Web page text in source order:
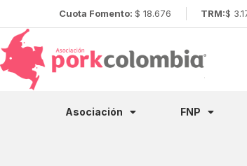
Cuota Fomento: $ 18.676 TRM:$
Asociación FNP